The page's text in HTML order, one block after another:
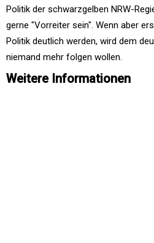
Politik der schwarzgelben NRW-
gerne "Vorreiter sein". Wenn aber
Politik deutlich werden, wird dem
niemand mehr folgen wollen.
Weitere Informationen